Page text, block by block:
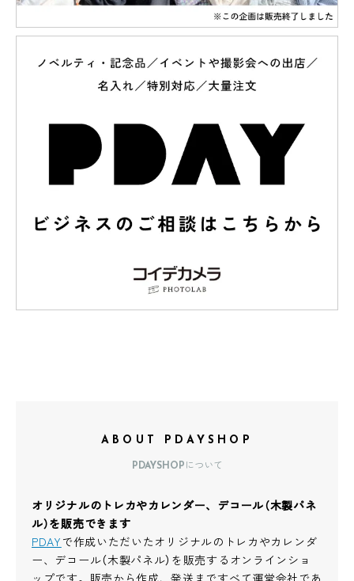
ABOUT PDAYSHOP
PDAYSHOPについて
オリジナルのトレカやカレンダー、デコール（木製パネ
ル）を販売できます
PDAY で作成いただいたオリジナルのトレカやカレンダ
ー、デコール（木製パネル）を販売するオンラインショ
ップです。販売から作成、発送まですべて運営会社であ